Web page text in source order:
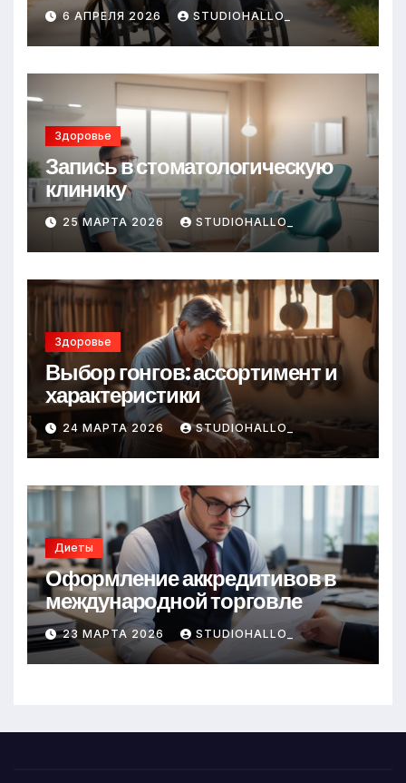
6 АПРЕЛЯ 2026 STUDIOHALLO_
Здоровье
Запись в стоматологическую
клинику
25 МАРТА 2026 STUDIOHALLO_
Здоровье
Выбор гонгов: ассортимент и
характеристики
24 МАРТА 2026 STUDIOHALLO_
Диеты
Оформление аккредитивов в
международной торговле
23 МАРТА 2026 STUDIOHALLO_